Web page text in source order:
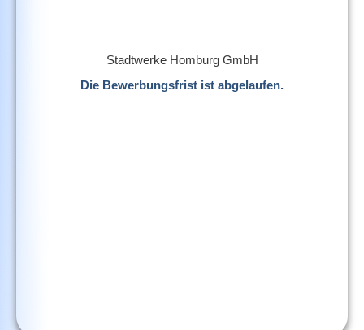
Stadtwerke Homburg GmbH
Die Bewerbungsfrist ist abgelaufen.